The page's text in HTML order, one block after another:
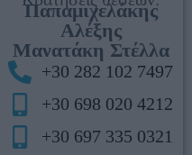
Παπαμιχελάκης
Αλέξης
Μανατάκη Στέλλα
+30 282 102 7497
+30 698 020 4212
+30 697 335 0321